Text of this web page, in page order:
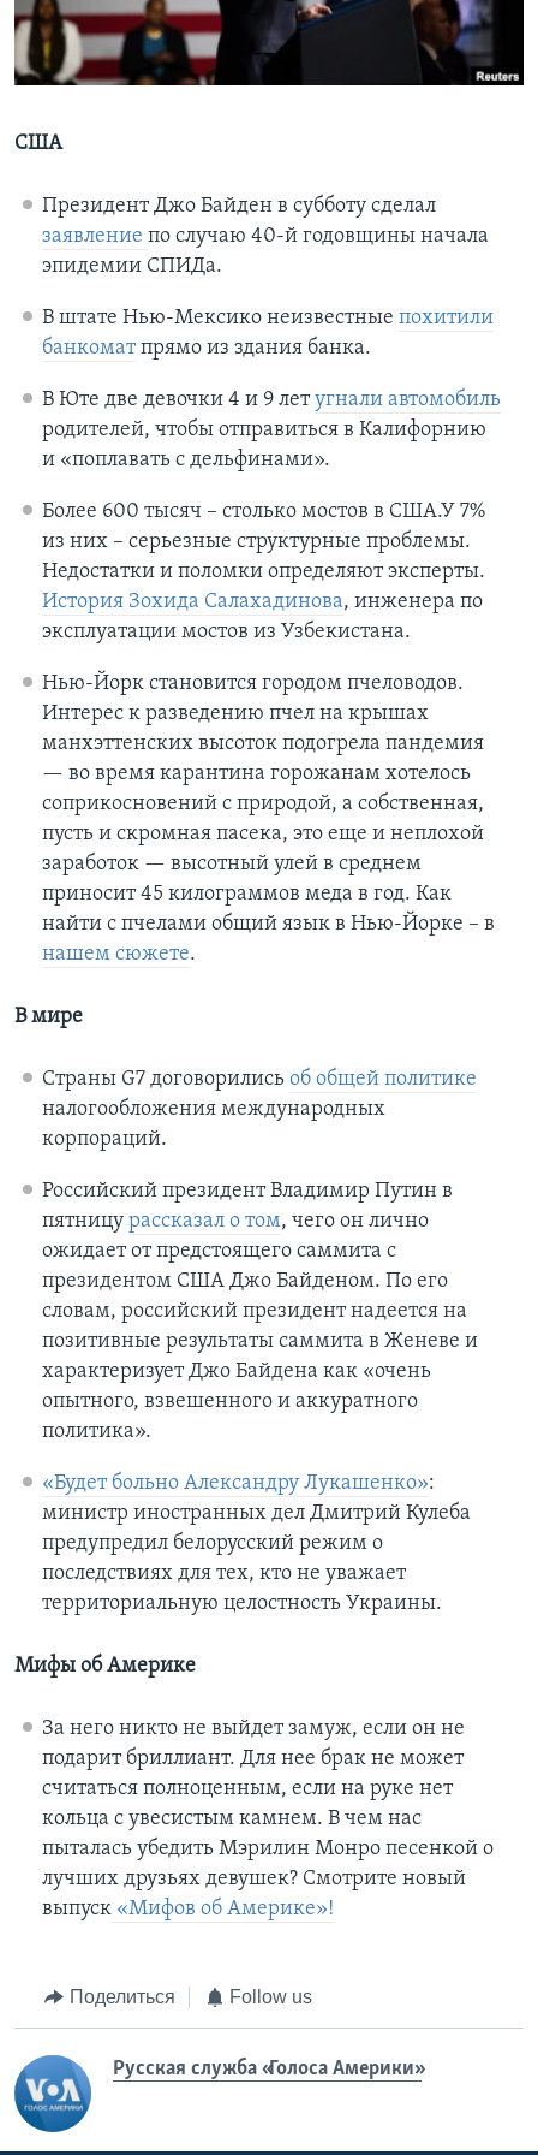
Learning English
Языки
США
Президент Джо Байден в субботу сделал
заявление по случаю 40-й годовщины начала
эпидемии СПИДа.
В штате Нью-Мексико неизвестные похитили
банкоматпрямо из здания банка.
В Юте две девочки 4 и 9 летугнали автомобиль
родителей, чтобы отправиться в Калифорнию
и «поплавать с дельфинами».
Более 600 тысяч – столько мостов в США.У 7%
из них – серьезные структурные проблемы.
Недостатки и поломки определяют эксперты.
История Зохида Салахадинова, инженера по
эксплуатации мостов из Узбекистана.
Нью-Йорк становится городом пчеловодов.
Интерес к разведению пчел на крышах
манхэттенских высоток подогрела пандемия
— во время карантина горожанам хотелось
соприкосновений с природой, а собственная,
пусть и скромная пасека, это еще и неплохой
заработок — высотный улей в среднем
приносит 45 килограммов меда в год. Как
найти с пчелами общий язык в Нью-Йорке – в
нашем сюжете.
В мире
Страны G7 договорились об общей политике
налогообложения международных
корпораций.
Российский президент Владимир Путин в
пятницу рассказал о том, чего он лично
ожидает от предстоящего саммита с
президентом США Джо Байденом. По его
словам, российский президент надеется на
позитивные результаты саммита в Женеве и
характеризует Джо Байдена как «очень
опытного, взвешенного и аккуратного
политика».
«Будет больно Александру Лукашенко»:
министр иностранных дел Дмитрий Кулеба
предупредил белорусский режим о
последствиях для тех, кто не уважает
территориальную целостность Украины.
Мифы об Америке
За него никто не выйдет замуж, если он не
подарит бриллиант. Для нее брак не может
считаться полноценным, если на руке нет
кольца с увесистым камнем. В чем нас
пыталась убедить Мэрилин Монро песенкой о
лучших друзьях девушек? Смотрите новый
выпуск«Мифов об Америке»!
Поделиться Follow us
Русская служба «Голоса Америки»